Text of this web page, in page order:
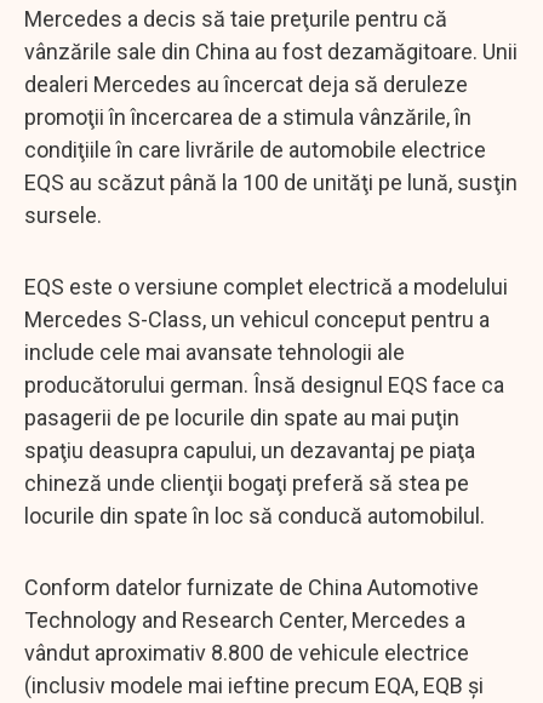
Mercedes a decis să taie preţurile pentru că
vânzările sale din China au fost dezamăgitoare. Unii
dealeri Mercedes au încercat deja să deruleze
promoţii în încercarea de a stimula vânzările, în
condiţiile în care livrările de automobile electrice
EQS au scăzut până la 100 de unităţi pe lună, susţin
sursele.
EQS este o versiune complet electrică a modelului
Mercedes S-Class, un vehicul conceput pentru a
include cele mai avansate tehnologii ale
producătorului german. Însă designul EQS face ca
pasagerii de pe locurile din spate au mai puţin
spaţiu deasupra capului, un dezavantaj pe piaţa
chineză unde clienţii bogaţi preferă să stea pe
locurile din spate în loc să conducă automobilul.
Conform datelor furnizate de China Automotive
Technology and Research Center, Mercedes a
vândut aproximativ 8.800 de vehicule electrice
(inclusiv modele mai ieftine precum EQA, EQB şi